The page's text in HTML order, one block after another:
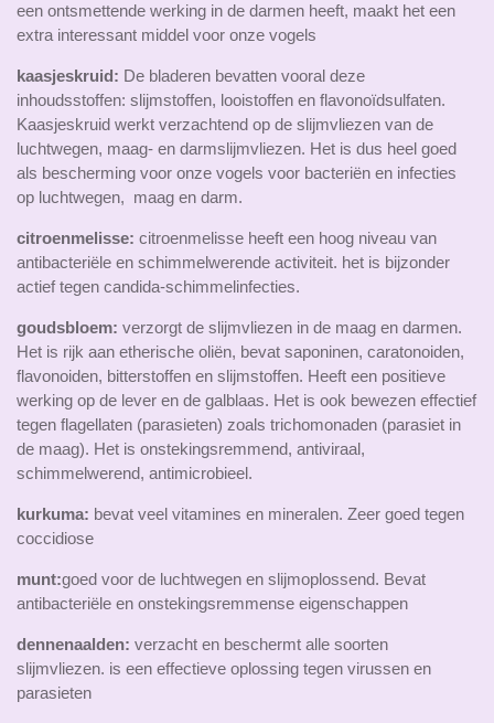
een ontsmettende werking in de darmen heeft, maakt het een
extra interessant middel voor onze vogels
kaasjeskruid: De bladeren bevatten vooral deze
inhoudsstoffen: slijmstoffen, looistoffen en flavonoïdsulfaten.
Kaasjeskruid werkt verzachtend op de slijmvliezen van de
luchtwegen, maag- en darmslijmvliezen. Het is dus heel goed
als bescherming voor onze vogels voor bacteriën en infecties
op luchtwegen, maag en darm.
citroenmelisse: citroenmelisse heeft een hoog niveau van
antibacteriële en schimmelwerende activiteit. het is bijzonder
actief tegen candida-schimmelinfecties.
goudsbloem: verzorgt de slijmvliezen in de maag en darmen.
Het is rijk aan etherische oliën, bevat saponinen, caratonoiden,
flavonoiden, bitterstoffen en slijmstoffen. Heeft een positieve
werking op de lever en de galblaas. Het is ook bewezen effectief
tegen flagellaten (parasieten) zoals trichomonaden (parasiet in
de maag). Het is onstekingsremmend, antiviraal,
schimmelwerend, antimicrobieel.
kurkuma: bevat veel vitamines en mineralen. Zeer goed tegen
coccidiose
munt:goed voor de luchtwegen en slijmoplossend. Bevat
antibacteriële en onstekingsremmense eigenschappen
dennenaalden: verzacht en beschermt alle soorten
slijmvliezen. is een effectieve oplossing tegen virussen en
parasieten